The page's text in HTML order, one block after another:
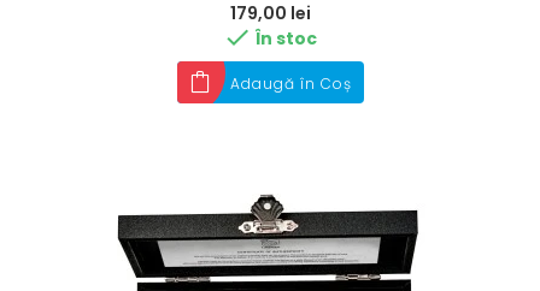
179,00 lei
 În stoc
Adaugă în Coș